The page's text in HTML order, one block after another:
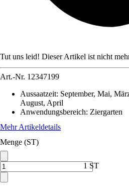
Tut uns leid! Dieser Artikel ist nicht
Art.-Nr. 12347199
Aussaatzeit: September, Mai,
August, April
Anwendungsbereich: Ziergarten
Mehr Artikeldetails
Menge (ST)
1 ST